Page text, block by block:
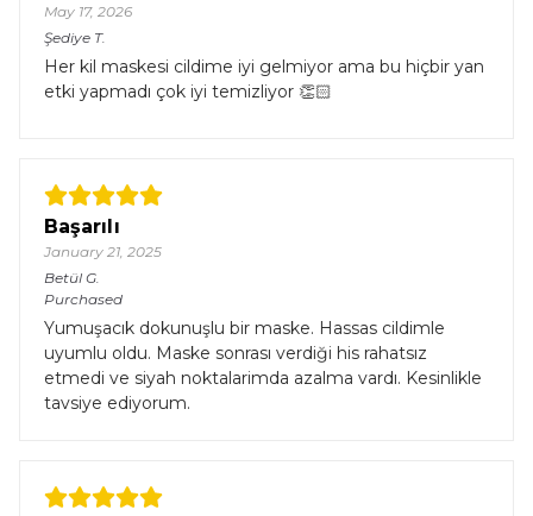
May 17, 2026
Şediye T.
Her kil maskesi cildime iyi gelmiyor ama bu hiçbir yan
etki yapmadı çok iyi temizliyor 👏🏻
Başarılı
January 21, 2025
Betül G.
Purchased
Yumuşacık dokunuşlu bir maske. Hassas cildimle
uyumlu oldu. Maske sonrası verdiği his rahatsız
etmedi ve siyah noktalarimda azalma vardı. Kesinlikle
tavsiye ediyorum.